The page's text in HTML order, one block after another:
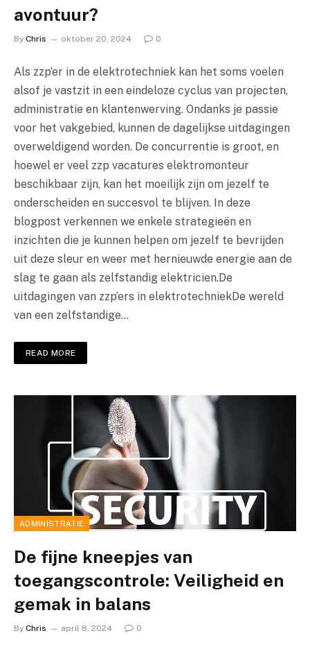
avontuur?
By Chris oktober 20, 2024 0
Als zzp’er in de elektrotechniek kan het soms voelen
alsof je vastzit in een eindeloze cyclus van projecten,
administratie en klantenwerving. Ondanks je passie
voor het vakgebied, kunnen de dagelijkse uitdagingen
overweldigend worden. De concurrentie is groot, en
hoewel er veel zzp vacatures elektromonteur
beschikbaar zijn, kan het moeilijk zijn om jezelf te
onderscheiden en succesvol te blijven. In deze
blogpost verkennen we enkele strategieën en
inzichten die je kunnen helpen om jezelf te bevrijden
uit deze sleur en weer met hernieuwde energie aan de
slag te gaan als zelfstandig elektricien.De
uitdagingen van zzp’ers in elektrotechniekDe wereld
van een zelfstandige…
READ MORE
ADMINISTRATIE
De fijne kneepjes van
toegangscontrole: Veiligheid en
gemak in balans
By Chris april 8, 2024 0